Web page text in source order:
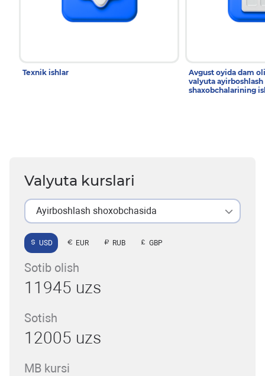
Texnik ishlar
Avgust oyida dam
valyuta ayirboshlash
shaxobchalarining
Valyuta kurslari
Ayirboshlash shoxobchasida
USD EUR RUB GBP
Sotib olish
11945 uzs
Sotish
12005 uzs
MB kursi